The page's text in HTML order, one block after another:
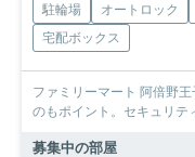
駐輪場 オートロック
宅配ボックス
ファミリーマート 阿倍野
のもポイント。セキュリテ
募集中の部屋